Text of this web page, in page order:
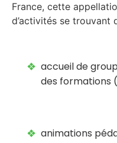
France, cette
d’activités se trouvant
accueil de
des formations
animations